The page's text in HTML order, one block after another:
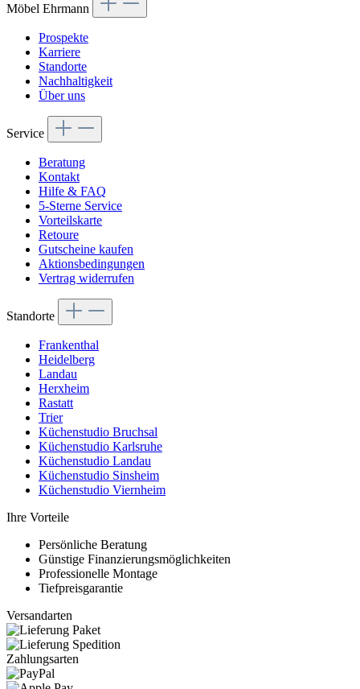
Möbel Ehrmann
Prospekte
Karriere
Standorte
Nachhaltigkeit
Über uns
Service
Beratung
Kontakt
Hilfe & FAQ
5-Sterne Service
Vorteilskarte
Retoure
Gutscheine kaufen
Aktionsbedingungen
Vertrag widerrufen
Standorte
Frankenthal
Heidelberg
Landau
Herxheim
Rastatt
Trier
Küchenstudio Bruchsal
Küchenstudio Karlsruhe
Küchenstudio Landau
Küchenstudio Sinsheim
Küchenstudio Viernheim
Ihre Vorteile
Persönliche Beratung
Günstige Finanzierungsmöglichkeiten
Professionelle Montage
Tiefpreisgarantie
Versandarten
Zahlungsarten